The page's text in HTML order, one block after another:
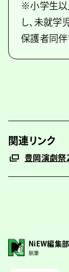
※小学生以
し、未就学
保護者同伴
関連リンク
豊岡演劇
NiEW編集部
執筆